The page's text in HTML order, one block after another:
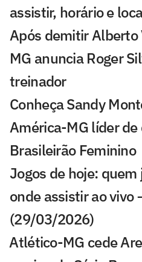
assistir, horário e
Após demitir
MG anuncia Roger
treinador
Conheça Sandy
América-MG líder de
Brasileirão Feminino
Jogos de hoje:
onde assistir ao vivo
(29/03/2026)
⁠Atlético-MG cede